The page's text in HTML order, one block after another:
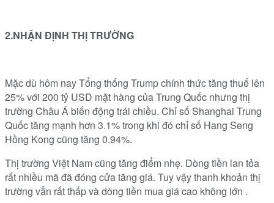
2.NHẬN ĐỊNH THỊ TRƯỜNG
Mặc dù hôm nay Tổng thống Trump chính thức tăng thuế lên
25% với 200 tỷ USD mặt hàng của Trung Quốc nhưng thị
trường Châu Á biến động trái chiều. Chỉ số Shanghai Trung
Quốc tăng mạnh hơn 3.1% trong khi đó chỉ số Hang Seng
Hồng Kong cũng tăng 0.94%.
Thị trường Việt Nam cũng tăng điểm nhẹ. Dòng tiền lan tỏa
rất nhiều mã đã đóng cửa tăng giá. Tuy vậy thanh khoản thị
trường vẫn rất thấp và dòng tiền mua giá cao không lớn .